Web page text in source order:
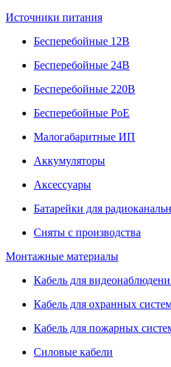
Источники питания
Бесперебойные 12В
Бесперебойные 24В
Бесперебойные 220В
Бесперебойные PoE
Малогабаритные ИП
Аккумуляторы
Аксессуары
Батарейки для
Сняты с производства
Монтажные материалы
Кабель для
Кабель для охранных
Кабель для пожарных
Силовые кабели